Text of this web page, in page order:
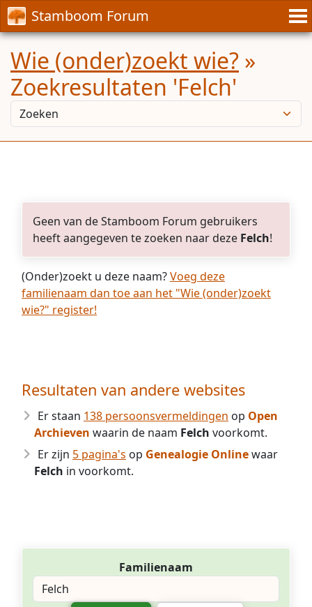
Stamboom Forum
Wie (onder)zoekt wie? »
Zoekresultaten 'Felch'
Geen van de Stamboom Forum gebruikers
heeft aangegeven te zoeken naar deze Felch!
(Onder)zoekt u deze naam?Voeg deze
familienaam dan toe aan het "Wie (onder)zoekt
wie?" register!
Resultaten van andere websites
Er staan 138 persoonsvermeldingen op Open
Archieven waarin de naam Felch voorkomt.
Er zijn 5 pagina's op Genealogie Onlinewaar
Felch in voorkomt.
Familienaam